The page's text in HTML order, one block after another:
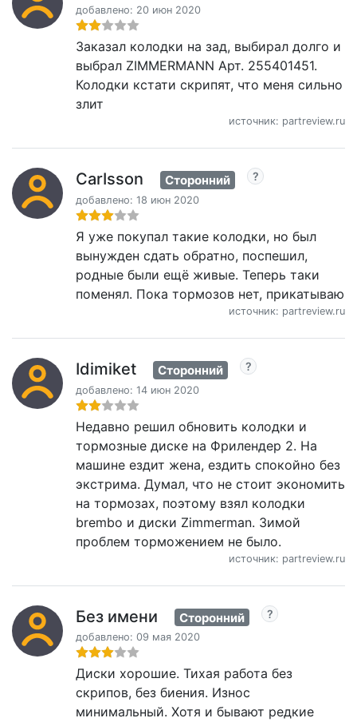
добавлено: 20 июн 2020
Заказал колодки на зад, выбирал долго и
выбрал ZIMMERMANN Арт. 255401451.
Колодки кстати скрипят, что меня сильно
злит
источник: partreview.ru
CarIsson Сторонний
добавлено: 18 июн 2020
Я уже покупал такие колодки, но был
вынужден сдать обратно, поспешил,
родные были ещё живые. Теперь таки
поменял. Пока тормозов нет, прикатываю
источник: partreview.ru
Idimiket Сторонний
добавлено: 14 июн 2020
Недавно решил обновить колодки и
тормозные диске на Фрилендер 2. На
машине ездит жена, ездить спокойно без
экстрима. Думал, что не стоит экономить
на тормозах, поэтому взял колодки
brembo и диски Zimmerman. Зимой
проблем торможением не было.
источник: partreview.ru
Без имени Сторонний
добавлено: 09 мая 2020
Диски хорошие. Тихая работа без
скрипов, без биения. Износ
минимальный. Хотя и бывают редкие